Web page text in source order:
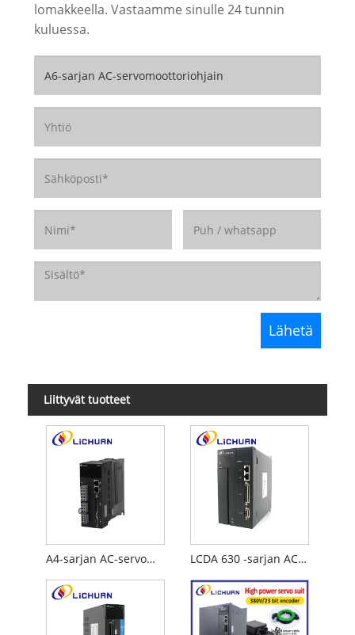
lomakkeella. Vastaamme sinulle 24 tunnin
kuluessa.
Liittyvät tuotteet
A4-sarjan AC-servomoottoriohjain LCDA 630 -sarjan AC-servomoottoriohjain